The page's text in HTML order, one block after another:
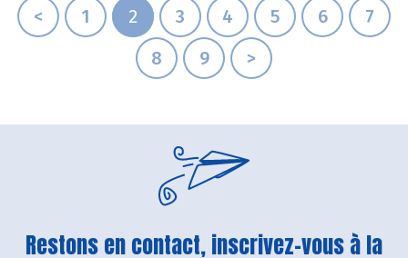
< 1 2 3 4 5 6
7
8
9 >
Restons en contact, inscrivez-vous à la